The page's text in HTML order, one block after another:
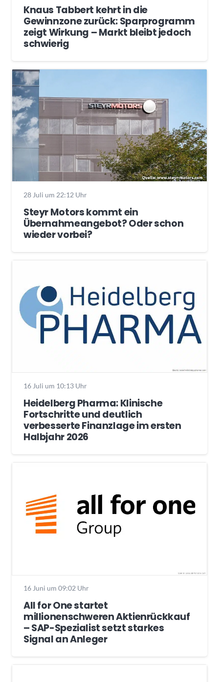
Knaus Tabbert kehrt in die
Gewinnzone zurück: Sparprogramm
zeigt Wirkung – Markt bleibt jedoch
schwierig
28 Juli um 22:12 Uhr
Steyr Motors kommt ein
Übernahmeangebot? Oder schon
wieder vorbei?
16 Juli um 10:13 Uhr
Heidelberg Pharma: Klinische
Fortschritte und deutlich
verbesserte Finanzlage im ersten
Halbjahr 2026
16 Juni um 09:02 Uhr
All for One startet
millionenschweren Aktienrückkauf
– SAP-Spezialist setzt starkes
Signal an Anleger